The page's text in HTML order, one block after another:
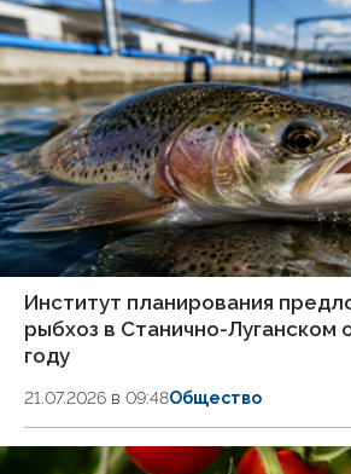
Институт планирования
рыбхоз в Станично-Луганском
году
21.07.2026 в 09:48Общество